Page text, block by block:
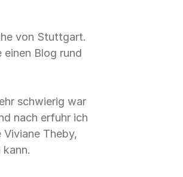
von Stuttgart.
Blog rund
schwierig war
nach erfuhr ich
Theby,